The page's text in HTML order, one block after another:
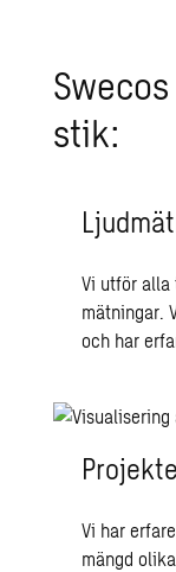
stik:
Vi utför alla
mätningar.
och har
Vi har
mängd